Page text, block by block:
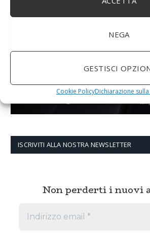
NEGA
GESTISCI
Cookie PolicyDichiarazione
ISCRIVITI ALLA NOSTRA NEWSLETTER
Non perderti i nuovi